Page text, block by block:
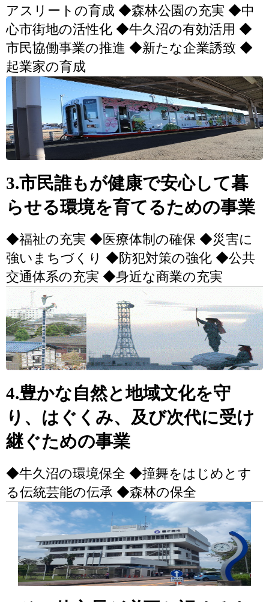
アスリートの育成 ◆森林公園の充実 ◆中
心市街地の活性化 ◆牛久沼の有効活用 ◆
市民協働事業の推進 ◆新たな企業誘致 ◆
起業家の育成
3.市民誰もが健康で安心して暮
らせる環境を育てるための事業
◆福祉の充実 ◆医療体制の確保 ◆災害に
強いまちづくり ◆防犯対策の強化 ◆公共
交通体系の充実 ◆身近な商業の充実
4.豊かな自然と地域文化を守
り、はぐくみ、及び次代に受け
継ぐための事業
◆牛久沼の環境保全 ◆撞舞をはじめとす
る伝統芸能の伝承 ◆森林の保全